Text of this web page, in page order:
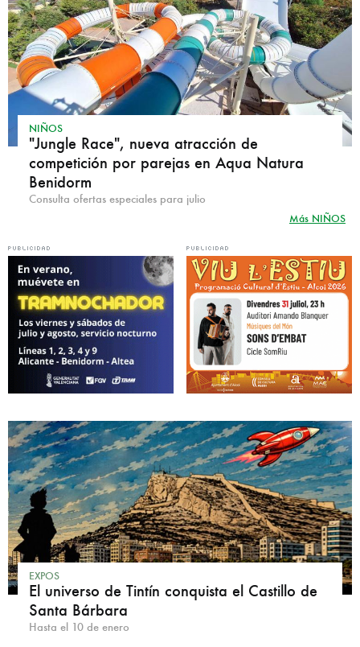
NIÑOS
"Jungle Race", nueva atracción de
competición por parejas en Aqua Natura
Benidorm
Consulta ofertas especiales para julio
Más NIÑOS
EXPOS
El universo de Tintín conquista el Castillo de
Santa Bárbara
Hasta el 10 de enero